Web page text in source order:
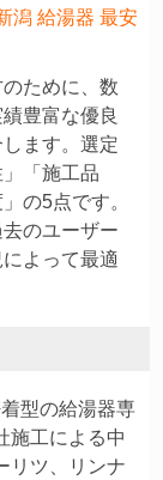
潟 給湯器 最安
ために、数
豊富な優良
ます。選定
「施工品
の5点です。
のユーザー
よって最適
型の給湯器専
施工による中
リツ、リンナ